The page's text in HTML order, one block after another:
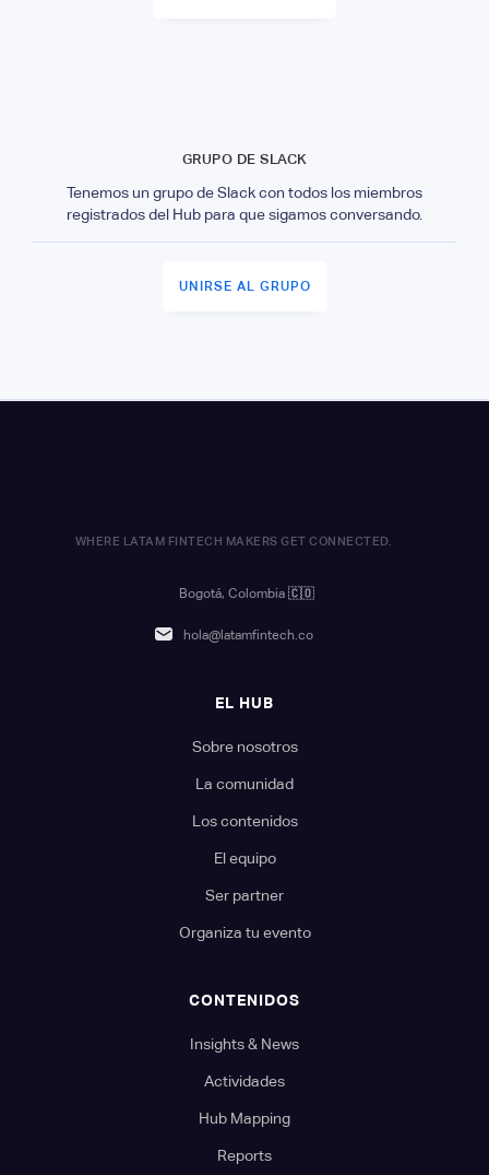
GRUPO DE SLACK
Tenemos un grupo de Slack con todos los miembros
registrados del Hub para que sigamos conversando.
UNIRSE AL GRUPO
WHERE LATAM FINTECH MAKERS GET CONNECTED.
Bogotá, Colombia 🇨🇴
hola@latamfintech.co
EL HUB
Sobre nosotros
La comunidad
Los contenidos
El equipo
Ser partner
Organiza tu evento
CONTENIDOS
Insights & News
Actividades
Hub Mapping
Reports